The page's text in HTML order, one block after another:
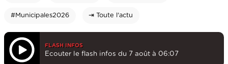
#Municipales2026 ⇥ Toute l'actu
FLASH INFOS
Ecouter le flash infos du 7 août à 06:07